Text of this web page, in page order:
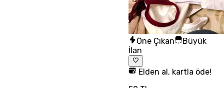
Öne Çıkan
Büyük
İlan
Elden al, kartla öde!